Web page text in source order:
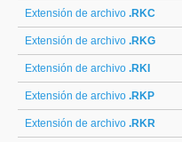
Extensión de archivo .RKC
Extensión de archivo .RKG
Extensión de archivo .RKI
Extensión de archivo .RKP
Extensión de archivo .RKR